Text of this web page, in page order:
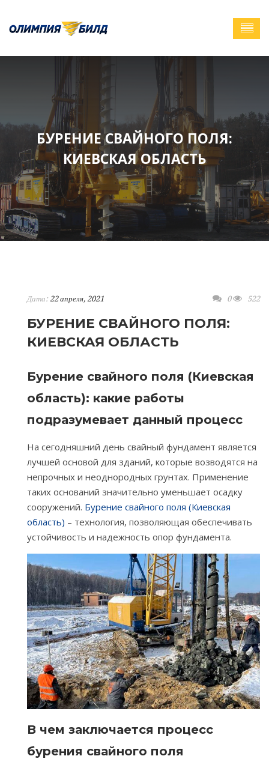
БУРЕНИЕ СВАЙНОГО ПОЛЯ:
КИЕВСКАЯ ОБЛАСТЬ
Дата: 22 апреля, 2021 0 522
БУРЕНИЕ СВАЙНОГО ПОЛЯ:
КИЕВСКАЯ ОБЛАСТЬ
Бурение свайного поля (Киевская
область): какие работы
подразумевает данный процесс
На сегодняшний день свайный фундамент является
лучшей основой для зданий, которые возводятся на
непрочных и неоднородных грунтах. Применение
таких оснований значительно уменьшает осадку
сооружений. Бурение свайного поля (Киевская
область) – технология, позволяющая обеспечивать
устойчивость и надежность опор фундамента.
В чем заключается процесс
бурения свайного поля